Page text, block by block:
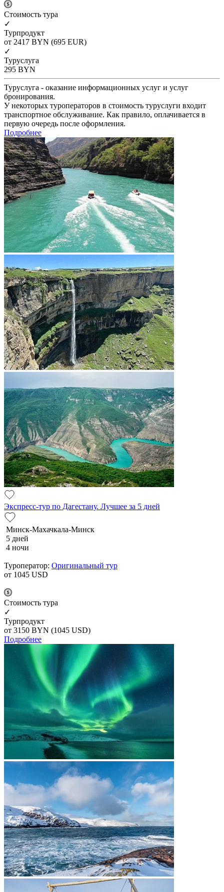
Cтоимость тура
✓
Турпродукт
от 2417 BYN (695 EUR)
✓
Туруслуга
295 BYN
Туруслуга - оказание информационных услуг и услуг
бронирования.
У некоторых туроператоров в стоимость туруслуги входит
транспортное обслуживание. Как правило, оплачивается в
первую очередь после оформления.
Подробнее
Экспресс-тур по Дагестану. Лучшее за 5 дней
Минск-Махачкала-Минск
5 дней
4 ночи
Туроператор: Оригинальный тур
от 1045 USD
Cтоимость тура
✓
Турпродукт
от 3150 BYN (1045 USD)
Подробнее